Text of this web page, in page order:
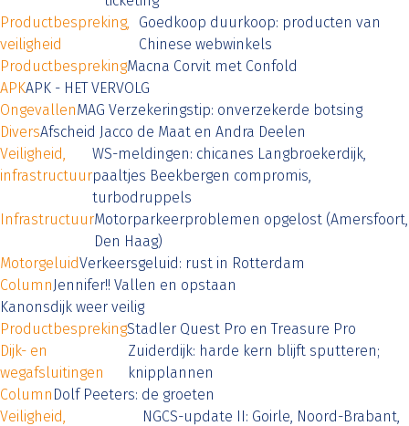
Productbespreking,
veiligheid
Goedkoop duurkoop: producten van
Chinese webwinkels
ProductbesprekingMacna Corvit met Confold
APKAPK - HET VERVOLG
OngevallenMAG Verzekeringstip: onverzekerde botsing
DiversAfscheid Jacco de Maat en Andra Deelen
Veiligheid,
infrastructuur
WS-meldingen: chicanes Langbroekerdijk,
paaltjes Beekbergen compromis,
turbodruppels
InfrastructuurMotorparkeerproblemen opgelost (Amersfoort,
Den Haag)
MotorgeluidVerkeersgeluid: rust in Rotterdam
ColumnJennifer!! Vallen en opstaan
Kanonsdijk weer veilig
ProductbesprekingStadler Quest Pro en Treasure Pro
Dijk- en
wegafsluitingen
Zuiderdijk: harde kern blijft sputteren;
knipplannen
Column Dolf Peeters: de groeten
Veiligheid,
NGCS-update II: Goirle, Noord-Brabant,